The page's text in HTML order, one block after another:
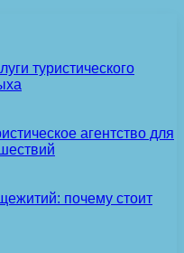
туристического
агентство для
почему стоит